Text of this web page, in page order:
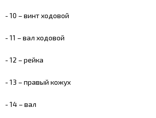
- 10 – винт ходовой
- 11 – вал ходовой
- 12 – рейка
- 13 – правый кожух
- 14 – вал